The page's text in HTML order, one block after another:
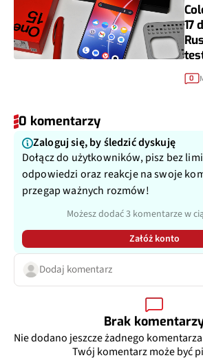
17
0
0 komentarzy
Zaloguj się, by śledzić dyskuję
Dołącz do użytkowników, pisz bez
odpowiedzi oraz reakcje na swoje
przegap ważnych rozmów!
Możesz dodać 3 komentarze w
Załóż konto
Dodaj komentarz
Brak
Nie dodano jeszcze żadnego
Twój komentarz może być